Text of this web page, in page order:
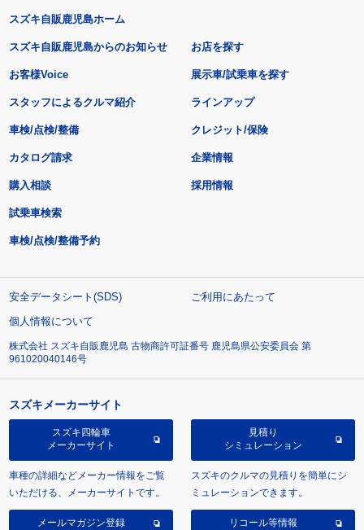
スズキ自販鹿児島ホーム
スズキ自販鹿児島からのお知らせ
お客様Voice
スタッフによるクルマ紹介
お店を探す
展示車/試乗車を探す
ラインアップ
車検/点検/整備 クレジット/保険
カタログ請求
購入相談
試乗車検索
車検/点検/整備予約
企業情報
採用情報
安全データシート(SDS)
ご利用にあたって
個人情報について
株式会社 スズキ自販鹿児島 古物商許可証番号 鹿児島県公安委員会 第
961020040146号
スズキメーカーサイト
スズキ四輪車
メーカーサイト
車種の詳細などメーカー情報をご覧
いただける、メーカーサイトです。
見積り
シミュレーション
スズキのクルマの見積りを簡単にシ
ミュレーションできます。
メールマガジン登録 リコール等情報